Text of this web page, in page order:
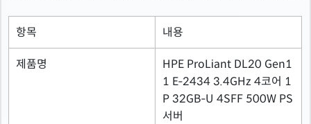
항목 내용
제품명
HPE ProLiant DL20 Gen1
1 E‑2434 3.4GHz 4코어 1
P 32GB‑U 4SFF 500W PS
서버